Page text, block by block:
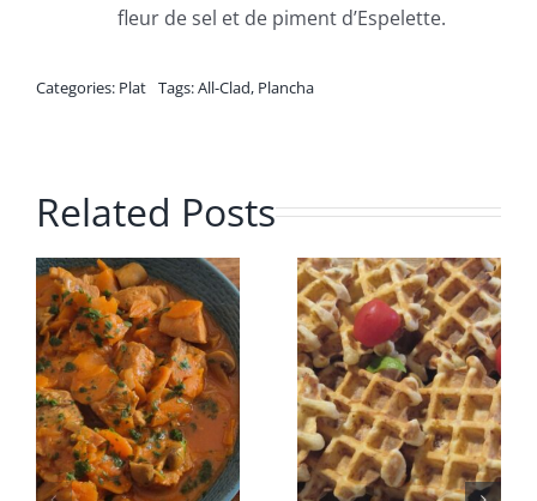
fleur de sel et de piment d’Espelette.
Categories: Plat Tags:All-Clad, Plancha
Related Posts